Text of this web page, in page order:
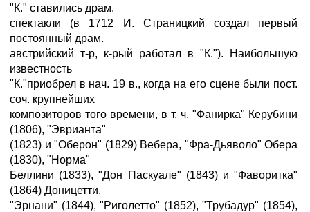
"К." ставились драм.
спектакли (в 1712 И. Страницкий создал первый
постоянный драм.
австрийский т-р, к-рый работал в "К."). Наибольшую
известность
"К."приобрел в нач. 19 в., когда на его сцене были пост.
соч. крупнейших
композиторов того времени, в т. ч. "Фанирка" Керубини
(1806), "Эврианта"
(1823) и "Оберон" (1829) Вебера, "Фра-Дьяволо" Обера
(1830), "Норма"
Беллини (1833), "Дон Паскуале" (1843) и "Фаворитка"
(1864) Доницетти,
"Эрнани" (1844), "Риголетто" (1852), "Трубадур" (1854),